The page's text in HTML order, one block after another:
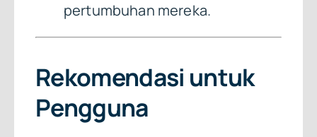
pertumbuhan mereka.
Rekomendasi untuk
Pengguna